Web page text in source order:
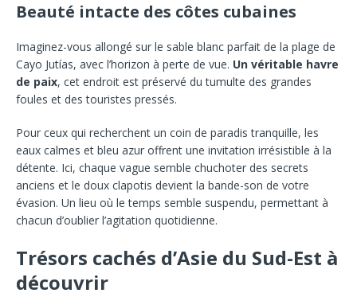
Beauté intacte des côtes cubaines
Imaginez-vous allongé sur le sable blanc parfait de la plage de
Cayo Jutías, avec l’horizon à perte de vue. Un véritable havre
de paix, cet endroit est préservé du tumulte des grandes
foules et des touristes pressés.
Pour ceux qui recherchent un coin de paradis tranquille, les
eaux calmes et bleu azur offrent une invitation irrésistible à la
détente. Ici, chaque vague semble chuchoter des secrets
anciens et le doux clapotis devient la bande-son de votre
évasion. Un lieu où le temps semble suspendu, permettant à
chacun d’oublier l’agitation quotidienne.
Trésors cachés d’Asie du Sud-Est à
découvrir